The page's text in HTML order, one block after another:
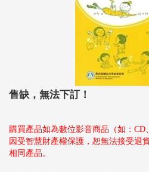
售缺，無法下訂！
購買產品如為數位影音商品（如：CD
因受智慧財產權保護，恕無法接受退
相同產品。